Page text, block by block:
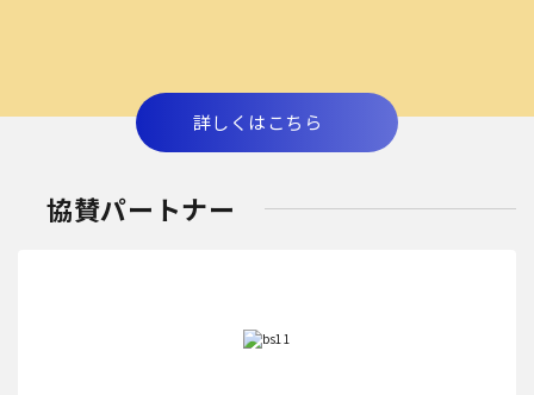
詳しくはこちら
協賛パートナー